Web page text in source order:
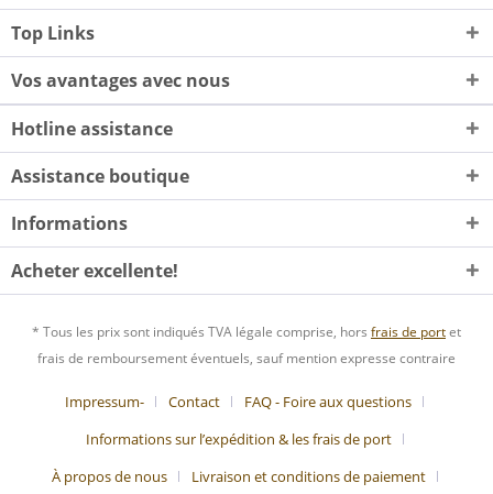
Top Links
Vos avantages avec nous
Hotline assistance
Assistance boutique
Informations
Acheter excellente!
* Tous les prix sont indiqués TVA légale comprise, hors frais de portet
frais de remboursement éventuels, sauf mention expresse contraire
Impressum- Contact
FAQ - Foire aux questions
Informations sur l’expédition & les frais de port
À propos de nous
Livraison et conditions de paiement